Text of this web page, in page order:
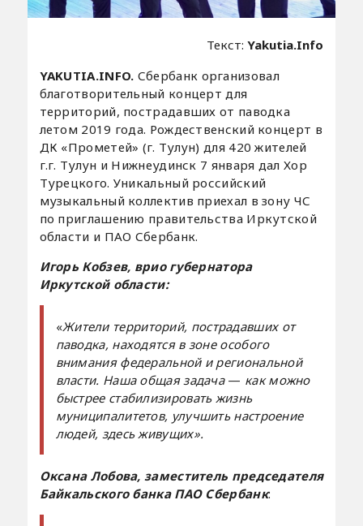
Текст:Yakutia.Info
YAKUTIA.INFO. Сбербанк организовал
благотворительный концерт для
территорий, пострадавших от паводка
летом 2019 года. Рождественский концерт в
ДК «Прометей» (г. Тулун) для 420 жителей
г.г. Тулун и Нижнеудинск 7 января дал Хор
Турецкого. Уникальный российский
музыкальный коллектив приехал в зону ЧС
по приглашению правительства Иркутской
области и ПАО Сбербанк.
Игорь Кобзев, врио губернатора
Иркутской области:
«Жители территорий, пострадавших от
паводка, находятся в зоне особого
внимания федеральной и региональной
власти. Наша общая задача — как можно
быстрее стабилизировать жизнь
муниципалитетов, улучшить настроение
людей, здесь живущих».
Оксана Лобова, заместитель председателя
Байкальского банка ПАО Сбербанк: